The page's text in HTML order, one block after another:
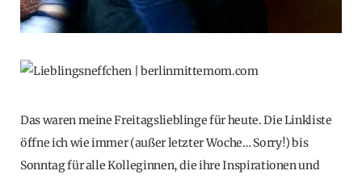
Das waren meine Freitagslieblinge für heute. Die Linkliste
öffne ich wie immer (außer letzter Woche… Sorry!) bis
Sonntag für alle Kolleginnen, die ihre Inspirationen und